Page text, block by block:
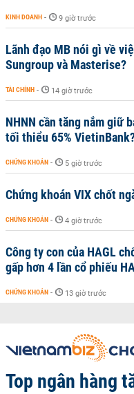
KINH DOANH - 9 giờ trước
Lãnh đạo MB nói gì về
Sungroup và Masterise?
TÀI CHÍNH - 14 giờ trước
NHNN cần tăng nắm giữ
tối thiểu 65%
CHỨNG KHOÁN - 5 giờ trước
Chứng khoán VIX chốt
CHỨNG KHOÁN - 4 giờ trước
Công ty con của HAGL
gấp hơn 4 lần cổ phiếu
CHỨNG KHOÁN - 13 giờ trước
Top ngân hàng